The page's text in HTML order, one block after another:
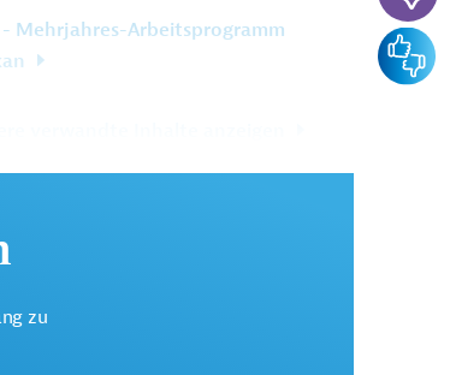
Mehrjahres-Arbeitsprogramm
zu